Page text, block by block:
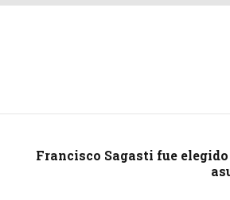
Francisco Sagasti fue